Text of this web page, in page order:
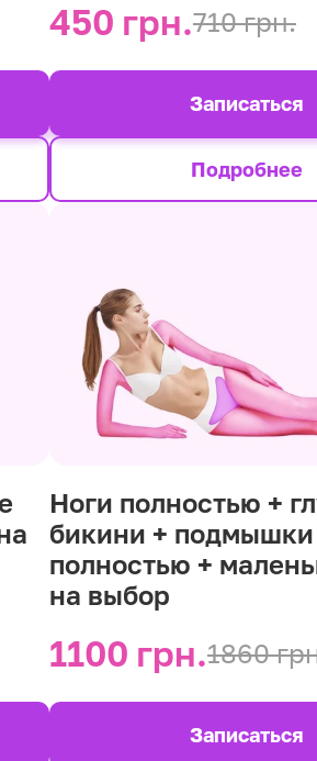
450 грн.710 грн.
Подробнее
Записаться
Ноги полностью +
бикини + подмышки
полностью +
на выбор
1100 грн.1860
Записаться